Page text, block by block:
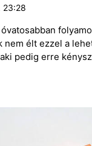
23:28
nem élt ezzel a
pedig erre